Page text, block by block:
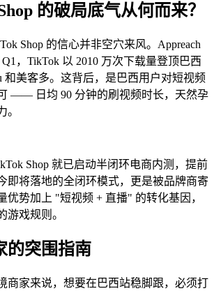
的破局底气从何而来？
Shop 的信心并非空穴来风。Appreach
，TikTok 以 2010 万次下载量登顶巴西
和美客多。这背后，是巴西用户对短视频
—— 日均 90 分钟的刷视频时长，天然孕
。
Shop 就已启动半闭环电商内测，提前
即将落地的全闭环模式，更是被品牌商寄
优势加上 "短视频 + 直播" 的转化基因，
游戏规则。
的突围指南
商家来说，想要在巴西站稳脚跟，必须打